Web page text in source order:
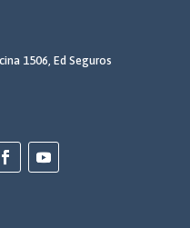
1506, Ed Seguros